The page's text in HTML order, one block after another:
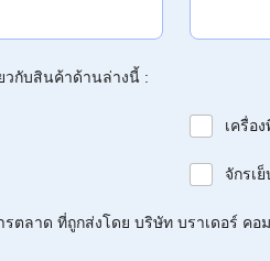
วกับสินค้าด้านล่างนี้ :
เครื่อ
จักรเ
ลาด ที่ถูกส่งโดย บริษัท บราเดอร์ ค